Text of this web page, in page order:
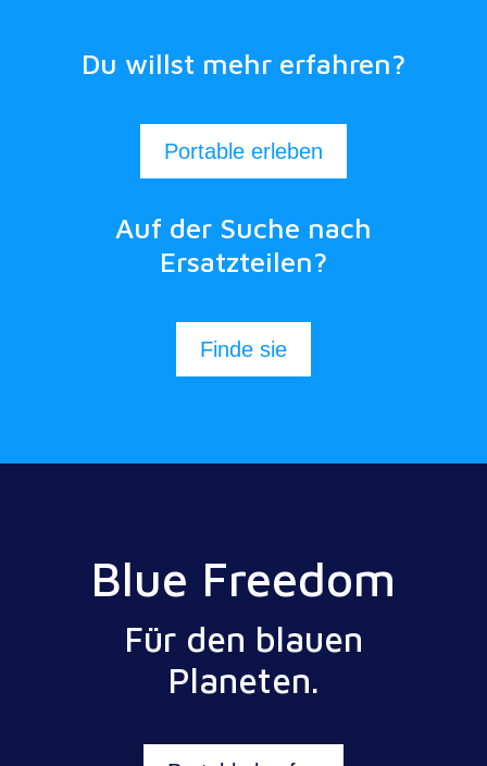
Du willst mehr erfahren?
Portable erleben
Auf der Suche nach
Ersatzteilen?
Finde sie
Blue Freedom
Für den blauen
Planeten.